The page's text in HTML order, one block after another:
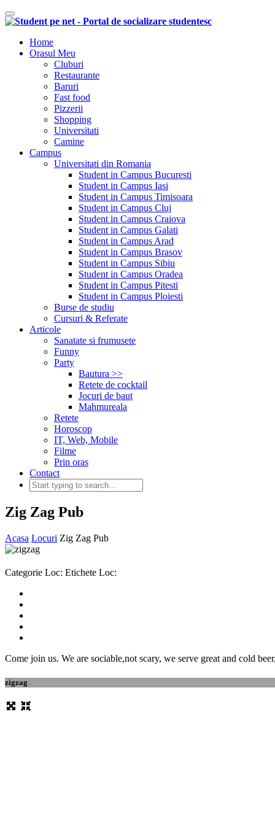
Comutare navigare
Home
Orasul Meu
Cluburi
Restaurante
Baruri
Fast food
Pizzerii
Shopping
Universitati
Camine
Campus
Universitati din Romania
Student in Campus Bucuresti
Student in Campus Iasi
Student in Campus Timisoara
Student in Campus Cluj
Student in Campus Craiova
Student in Campus Galati
Student in Campus Arad
Student in Campus Brasov
Student in Campus Sibiu
Student in Campus Oradea
Student in Campus Pitesti
Student in Campus Ploiesti
Burse de studiu
Cursuri & Referate
Articole
Sanatate si frumusete
Funny
Party
Bautura >>
Retete de cocktail
Jocuri de baut
Mahmureala
Retete
Horoscop
IT, Web, Mobile
Filme
Prin oras
Contact
Zig Zag Pub
Acasa Locuri Zig Zag Pub
Categorie Loc: Etichete Loc:
Come join us. We are sociable,not scary, we serve great and cold
zigzag